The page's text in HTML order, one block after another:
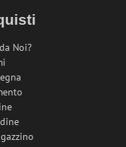
Noi?